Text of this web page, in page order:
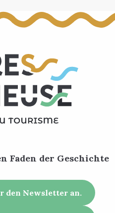
Faden der Geschichte
den Newsletter an.